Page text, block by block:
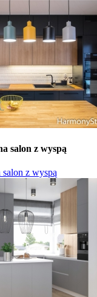
salon z wyspą
z wyspą